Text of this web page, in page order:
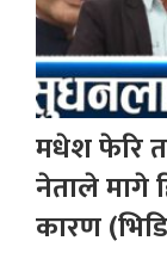
मधेश फेरि
नेताले मागे
कारण